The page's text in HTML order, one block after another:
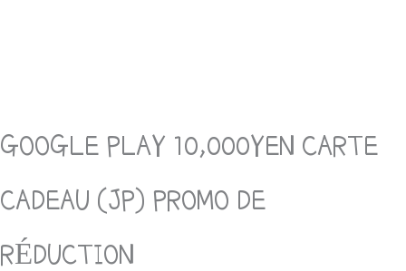
GOOGLE PLAY 10,000YEN CARTE
CADEAU (JP) PROMO DE
RÉDUCTION